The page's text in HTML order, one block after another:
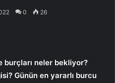
0 26
burçları neler bekliyor?
Günün en yararlı burcu